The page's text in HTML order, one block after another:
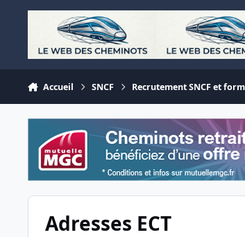
Aller au contenu
Accueil SNCF Recrutement SNCF et
Adresses ECT